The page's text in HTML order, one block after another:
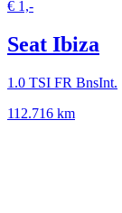
€ 1,-
Seat Ibiza
1.0 TSI FR BnsInt.
112.716 km